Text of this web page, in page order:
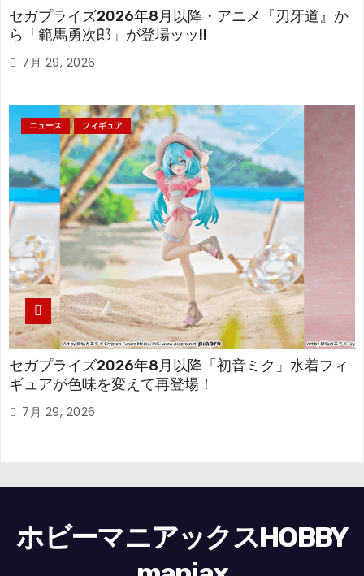
セガプライズ2026年8月以降・アニメ『刃牙道』か
ら「範馬勇次郎」が登場ッッ!!
7月 29, 2026
ニュース フィギュア
セガプライズ2026年8月以降「初音ミク」水着フィ
ギュアが色味を変えて再登場！
7月 29, 2026
ホビーマニアックスHOBBY